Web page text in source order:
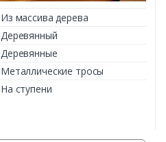
Из массива дерева
Деревянный
Деревянные
Металлические тросы
На ступени